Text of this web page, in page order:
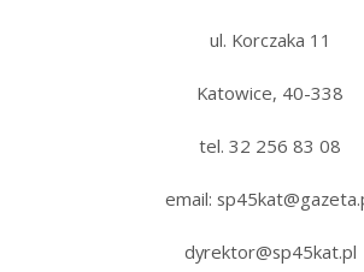
ul. Korczaka 11
Katowice, 40-338
tel. 32 256 83 08‬
email:
dyrektor@sp45kat.pl